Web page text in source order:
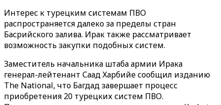
Интерес к турецким системам ПВО
распространяется далеко за пределы стран
Басрийского залива. Ирак также рассматривает
возможность закупки подобных систем.
Заместитель начальника штаба армии Ирака
генерал-лейтенант Саад Харбийе сообщил изданию
The National, что Багдад завершает процесс
приобретения 20 турецких систем ПВО.